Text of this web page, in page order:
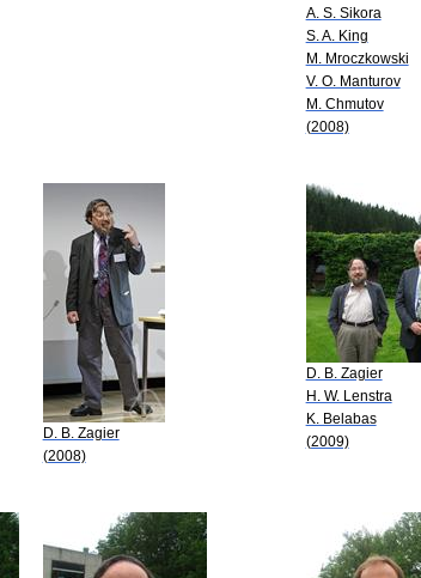
A. S. Sikora
S. A. King
M. Mroczkowski
V. O. Manturov
M. Chmutov
(2008)
D. B. Zagier
(2008)
D. B. Zagier
H. W. Lenstra
K. Belabas
(2009)